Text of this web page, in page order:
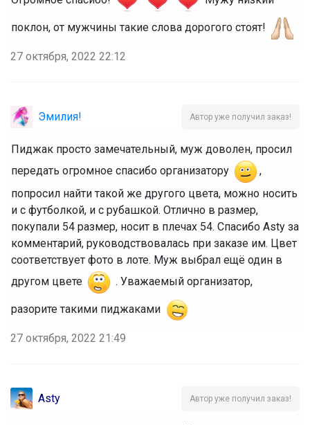
поклон, от мужчины такие слова дорогого стоят!
27 октября, 2022 22:12
Эмилия! Автор уже получил заказ!
Пиджак просто замечательный, муж доволен, просил
передать огромное спасибо организатору
,
попросил найти такой же другого цвета, можно носить
и с футболкой, и с рубашкой. Отлично в размер,
покупали 54 размер, носит в плечах 54. Спасибо Asty за
комментарий, руководствовалась при заказе им. Цвет
соответствует фото в лоте. Муж выбрал ещё один в
другом цвете
. Уважаемый организатор,
разорите такими пиджаками
27 октября, 2022 21:49
Asty Автор уже получил заказ!